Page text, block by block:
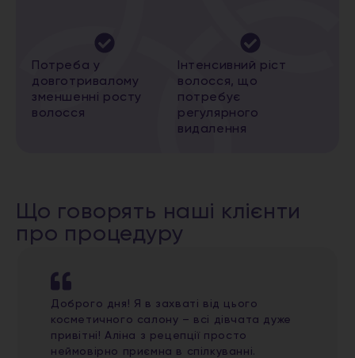
Потреба у
довготривалому
зменшенні росту
волосся
Інтенсивний ріст
волосся, що
потребує
регулярного
видалення
Що говорять наші клієнти
про процедуру
Доброго дня! Я в захваті від цього
косметичного салону – всі дівчата дуже
привітні! Аліна з рецепції просто
неймовірно приємна в спілкуванні.